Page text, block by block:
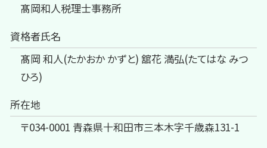
髙岡和人税理士事務所
資格者氏名
髙岡 和人(たかおか かずと) 舘花 満弘(たてはな みつ
ひろ)
所在地
〒034-0001 青森県十和田市三本木字千歳森131-1